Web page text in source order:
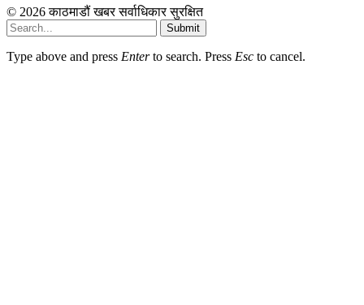
© 2026 काठमाडौं खबर सर्वाधिकार सुरक्षित
Submit
Type above and press Enterto search. Press Esc to cancel.